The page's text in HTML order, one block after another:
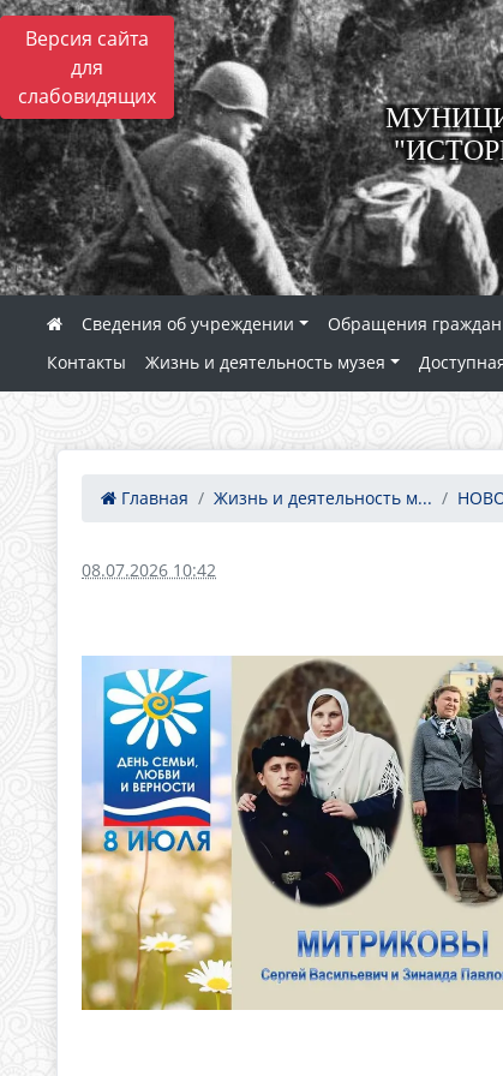
Версия сайта
для
слабовидящих
Сведения об учреждении Обращения граждан
Контакты
Жизнь и деятельность музея
Главная Жизнь и деятельность м...
08.07.2026 10:42